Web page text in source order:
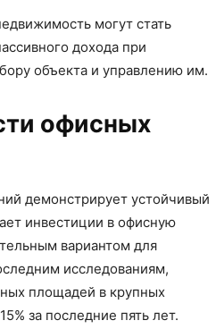
могут стать
дохода при
объекта и управлению им.
офисных
демонстрирует устойчивый
инвестиции в офисную
вариантом для
исследованиям,
площадей в крупных
за последние пять лет.